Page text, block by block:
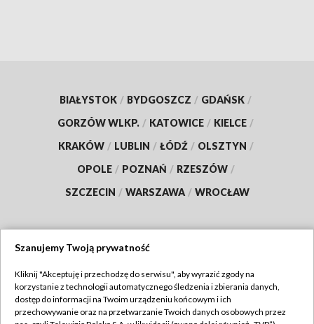
BIAŁYSTOK / BYDGOSZCZ / GDAŃSK /
GORZÓW WLKP. / KATOWICE / KIELCE /
KRAKÓW / LUBLIN / ŁÓDŹ / OLSZTYN /
OPOLE / POZNAŃ / RZESZÓW /
SZCZECIN / WARSZAWA / WROCŁAW
TVP
Abonament TVP
Regulamin TVP
Szanujemy Twoją prywatność
Kliknij "Akceptuję i przechodzę do serwisu", aby wyrazić zgody na
korzystanie z technologii automatycznego śledzenia i zbierania danych,
dostęp do informacji na Twoim urządzeniu końcowym i ich
przechowywanie oraz na przetwarzanie Twoich danych osobowych przez